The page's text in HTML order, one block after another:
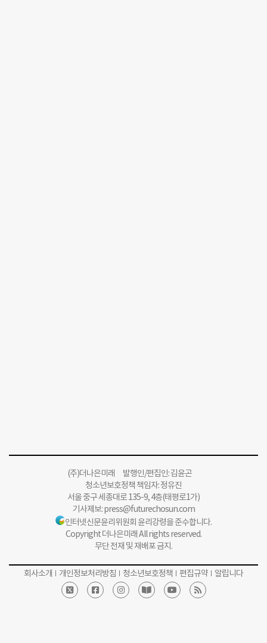
(주)더나은미래 발행인/편집인: 김윤곤
청소년보호정책 책임자: 정유진
서울 중구 세종대로 135-9, 4층(태평로1가)
기사제보:press@futurechosun.com
인터넷신문윤리위원회 윤리강령을 준수합니다.
Copyright 더나은미래 All rights reserved.
무단 전재 및 재배포 금지.
회사소개 개인정보처리방침 청소년보호정책 편집규약 알립니다